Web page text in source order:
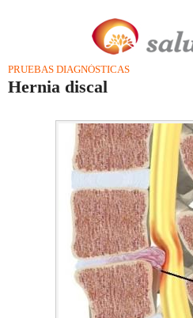
PRUEBAS DIAGNÓSTICAS
Hernia discal